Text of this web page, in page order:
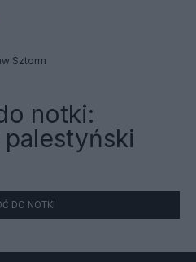
Sztorm
notki:
DO NOTKI